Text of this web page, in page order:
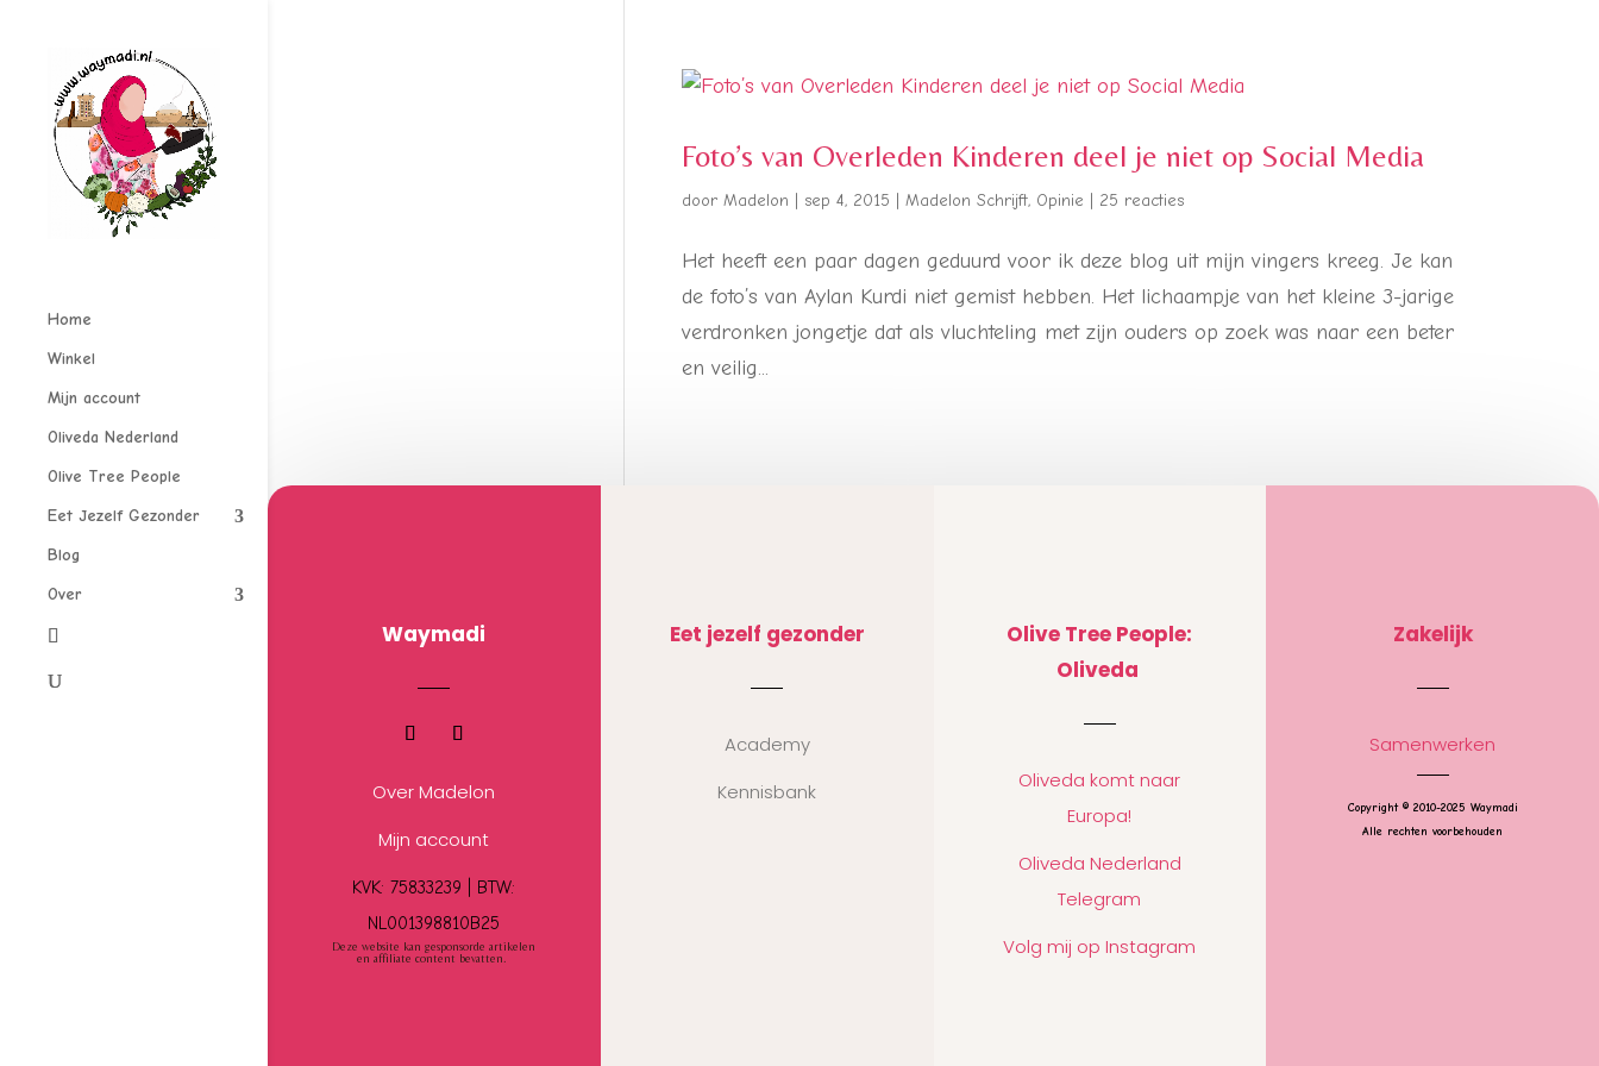
Home
Winkel
Mijn account
Oliveda Nederland
Olive Tree People
Eet Jezelf Gezonder
Blog
Over
Foto’s van Overleden Kinderen deel je niet op Social Media
doorMadelon sep 4, 2015 |Madelon Schrijft, Opinie 25 reacties
Het heeft een paar dagen geduurd voor ik deze blog uit mijn vingers kreeg. Je kan
de foto’s van Aylan Kurdi niet gemist hebben. Het lichaampje van het kleine 3-jarige
verdronken jongetje dat als vluchteling met zijn ouders op zoek was naar een beter
en veilig...
Waymadi
Over Madelon
Mijn account
KVK: 75833239 | BTW:
NL001398810B25
Deze website kan gesponsorde artikelen
en affiliate content bevatten.
Eet jezelf gezonder
Academy
Kennisbank
Olive Tree People:
Oliveda
Oliveda komt naar
Europa!
Oliveda Nederland
Telegram
Volg mij op Instagram
Zakelijk
Samenwerken
Copyright © 2010-2025 Waymadi
Alle rechten voorbehouden